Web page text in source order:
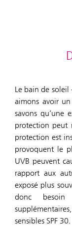
Le bain de soleil
aimons avoir
savons qu’une
protection peut
protection est
provoquent le
UVB peuvent
rapport aux
exposé plus
donc
sensibles SPF 30.